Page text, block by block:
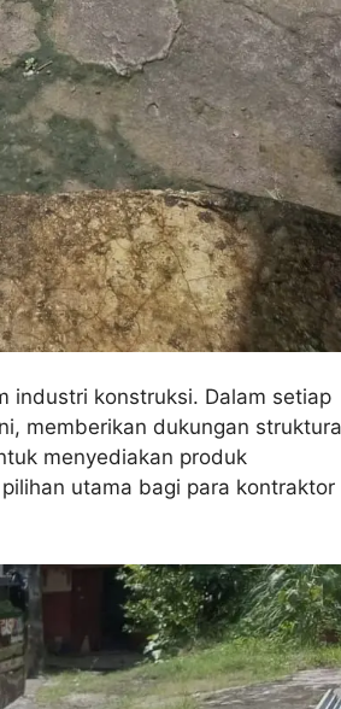
industri konstruksi. Dalam setiap
memberikan dukungan
menyediakan produk
utama bagi para kontraktor